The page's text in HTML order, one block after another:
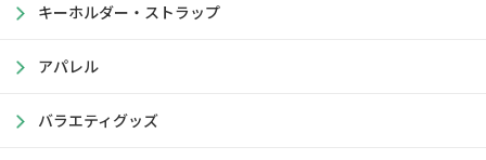
キーホルダー・ストラップ
アパレル
バラエティグッズ